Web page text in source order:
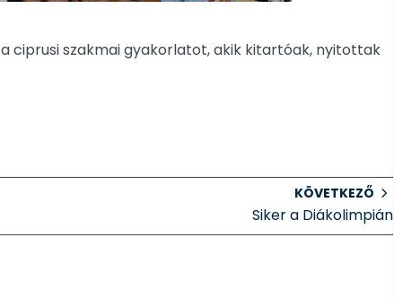
ciprusi szakmai gyakorlatot, akik kitartóak, nyitottak
KÖVETKEZŐ
Siker a Diákolimpián